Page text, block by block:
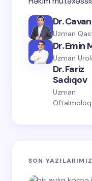
Dr.
Uzman
Dr. Emin
Uzman
Dr. Fariz
Sadıqov
Uzman
Oftalmoloq
SON YAZILARIMIZ